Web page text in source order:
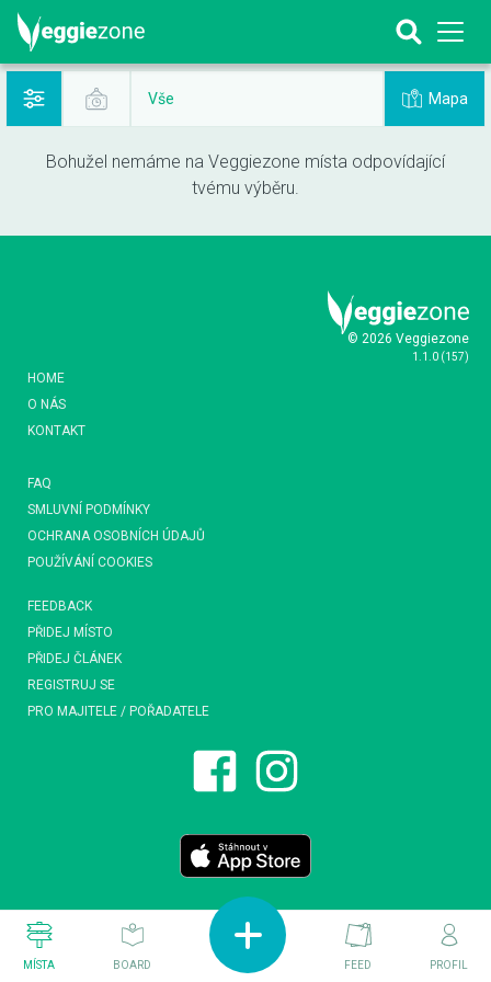
Vše Mapa
Bohužel nemáme na Veggiezone místa odpovídající
tvému výběru.
© 2026 Veggiezone
1.1.0 (157)
HOME
O NÁS
KONTAKT
FAQ
SMLUVNÍ PODMÍNKY
OCHRANA OSOBNÍCH ÚDAJŮ
POUŽÍVÁNÍ COOKIES
FEEDBACK
PŘIDEJ MÍSTO
PŘIDEJ ČLÁNEK
REGISTRUJ SE
PRO MAJITELE / POŘADATELE
MÍSTA BOARD FEED PROFIL